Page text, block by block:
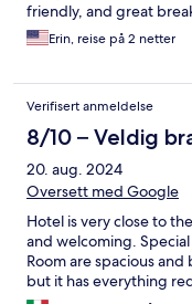
friendly, and great
Erin, reise på 2 netter
Verifisert anmeldelse
8/10 – Veldig
20. aug. 2024
Oversett med Google
Hotel is very close to
and welcoming.
Room are spacious
but it has everything